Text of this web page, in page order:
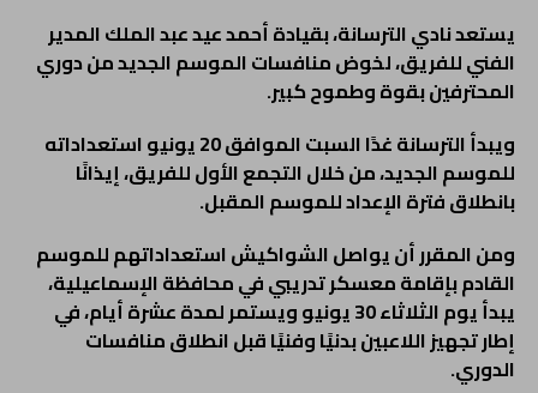
يستعد نادي الترسانة، بقيادة أحمد عيد عبد الملك المدير
الفني للفريق، لخوض منافسات الموسم الجديد من دوري
المحترفين بقوة وطموح كبير.
ويبدأ الترسانة غدًا السبت الموافق 20 يونيو استعداداته
للموسم الجديد، من خلال التجمع الأول للفريق، إيذانًا
بانطلاق فترة الإعداد للموسم المقبل.
ومن المقرر أن يواصل الشواكيش استعداداتهم للموسم
القادم بإقامة معسكر تدريبي في محافظة الإسماعيلية،
يبدأ يوم الثلاثاء 30 يونيو ويستمر لمدة عشرة أيام، في
إطار تجهيز اللاعبين بدنيًا وفنيًا قبل انطلاق منافسات
الدوري.